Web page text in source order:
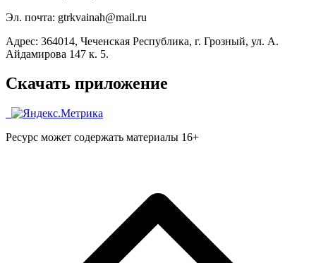
Эл. почта: gtrkvainah@mail.ru
Адрес: 364014, Чеченская Республика, г. Грозный, ул. А.
Айдамирова 147 к. 5.
Скачать приложение
Ресурс может содержать материалы 16+